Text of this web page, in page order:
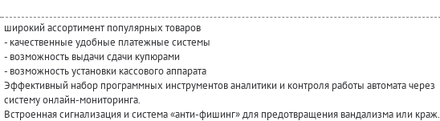
широкий ассортимент популярных товаров
- качественные удобные платежные системы
- возможность выдачи сдачи купюрами
- возможность установки кассового аппарата
Эффективный набор программных инструментов аналитики и контроля работы автомата через
систему онлайн-мониторинга.
Встроенная сигнализация и система «анти-фишинг» для предотвращения вандализма или краж.